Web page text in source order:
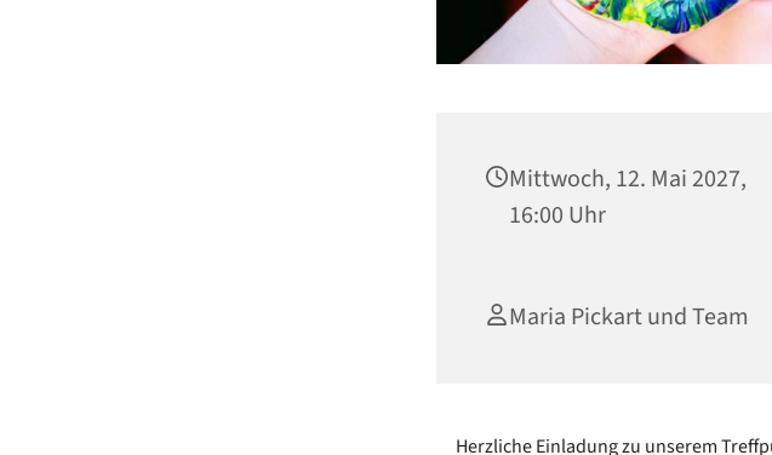
Mittwoch, 12. Mai 2027,
16:00 Uhr
Maria Pickart und Team
Herzliche Einladung zu unserem